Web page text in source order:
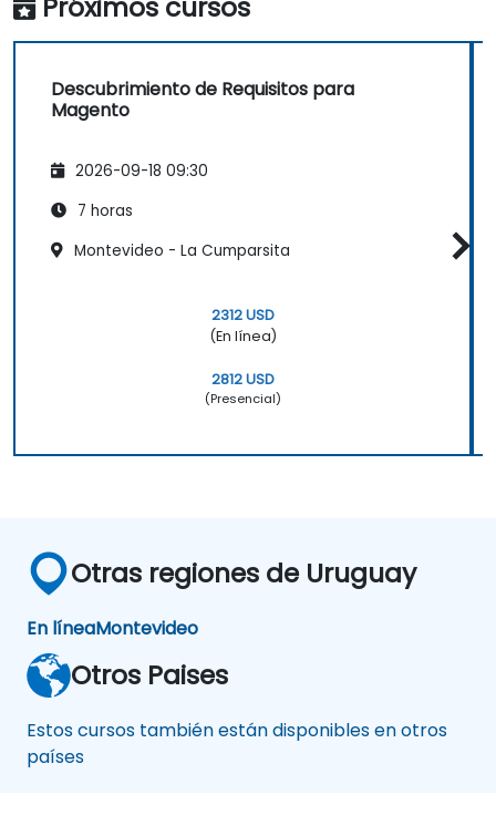
desarrollo.
Descubrimiento de Requisitos para
Magento
2026-09-18 09:30
7 horas
Montevideo - La Cumparsita
2312 USD
(En línea)
2812 USD
(Presencial)
Otras regiones de Uruguay
En líneaMontevideo
Otros Paises
Estos cursos también están disponibles en otros
países